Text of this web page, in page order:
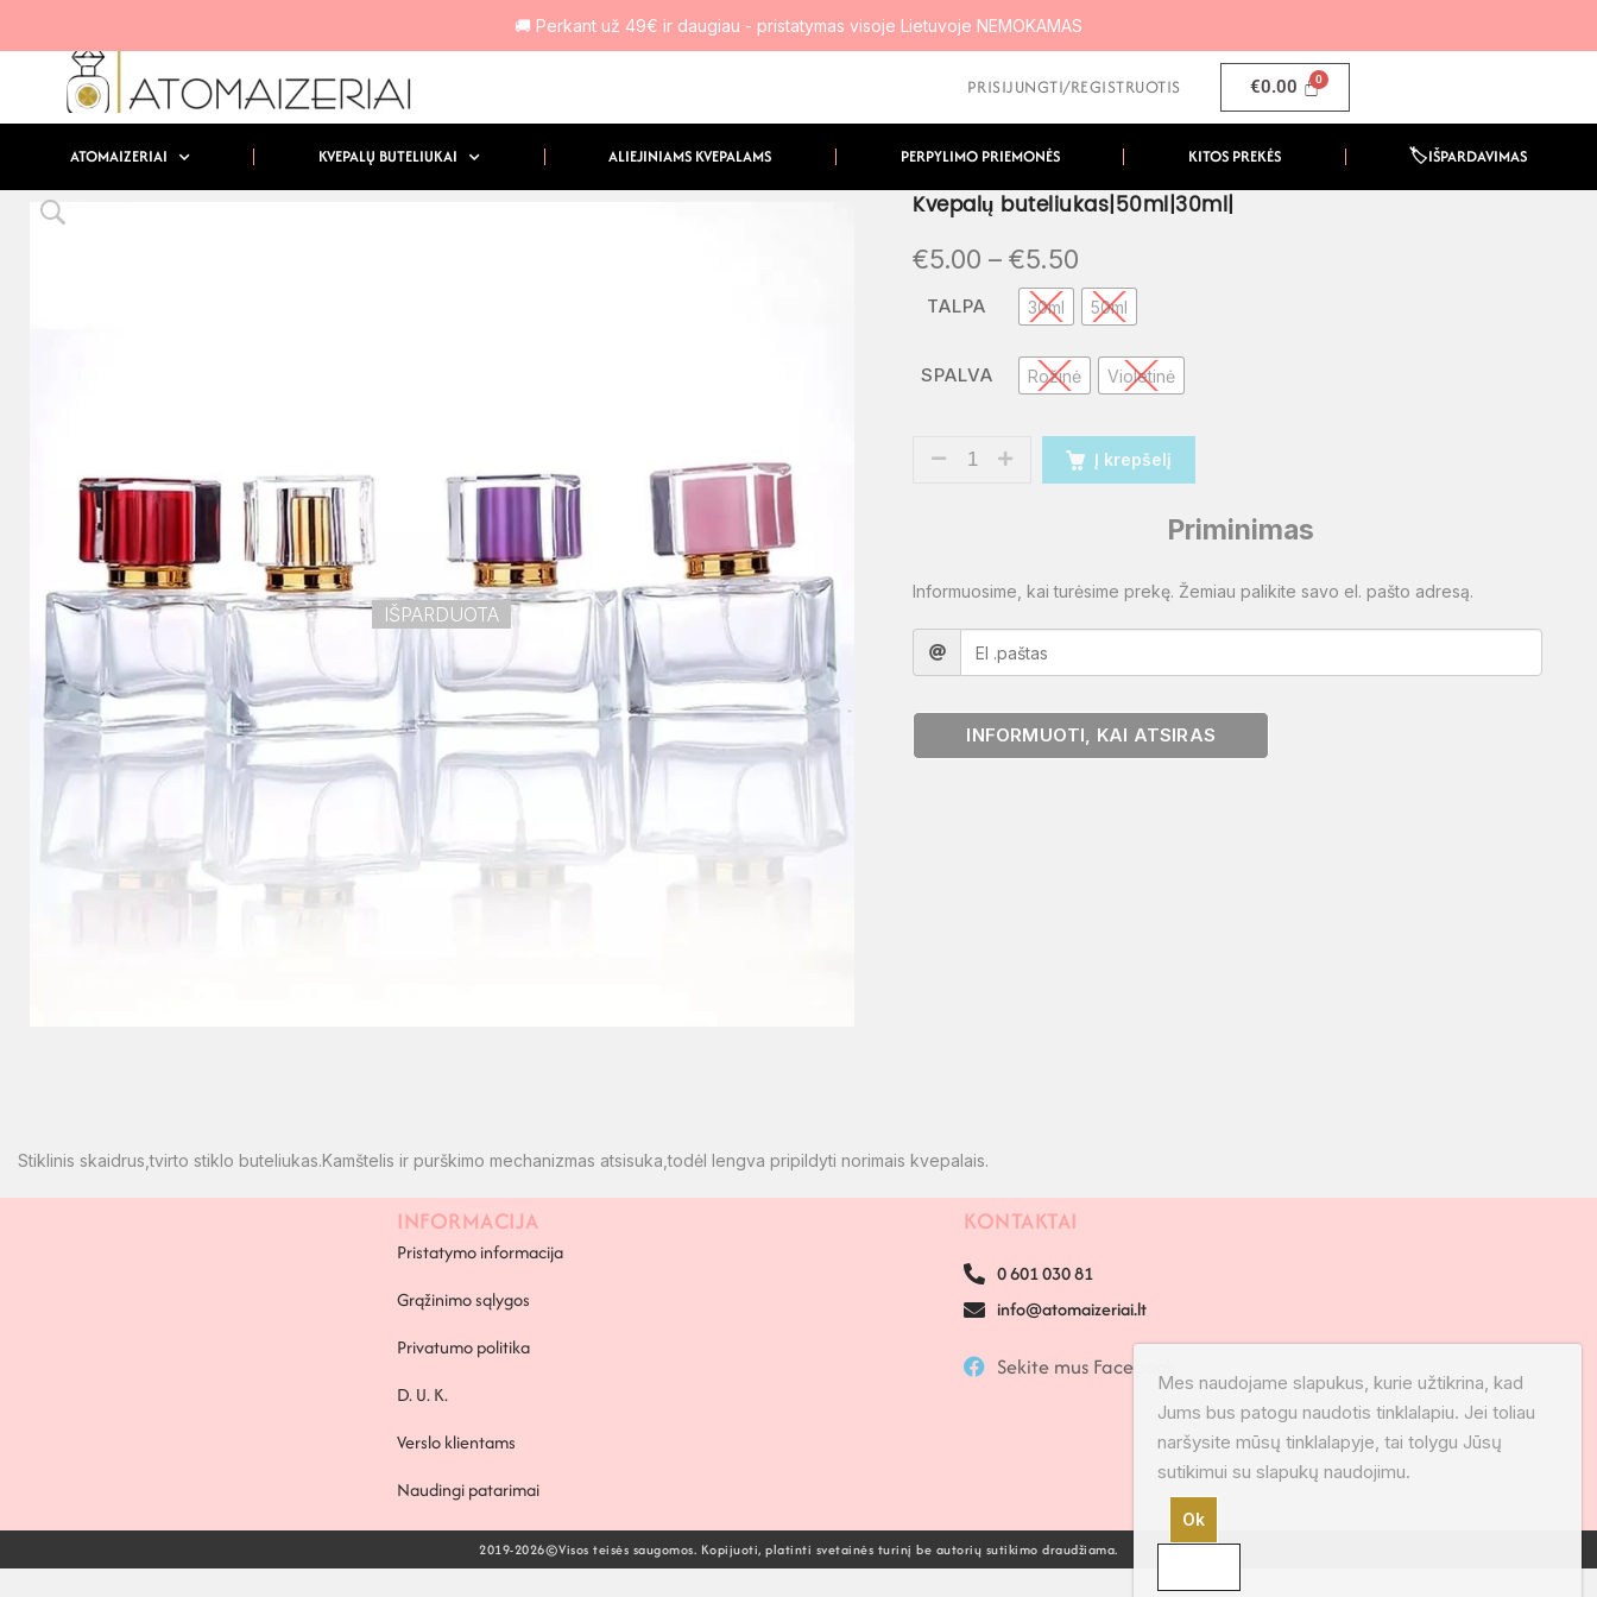
🚚 Perkant už 49€ ir daugiau - pristatymas visoje Lietuvoje NEMOKAMAS
PRISIJUNGTI/REGISTRUOTIS €0.00
ATOMAIZERIAI KVEPALŲ BUTELIUKAI ALIEJINIAMS KVEPALAMS PERPYLIMO PRIEMONĖS KITOS PREKĖS 🏷️IŠPARDAVIMAS
IŠPARDUOTA
Kvepalų buteliukas|50ml|30ml|
€5.00 – €5.50
TALPA 30ml 50ml
SPALVA Rožinė Violetinė
Į krepšelį
Priminimas
Informuosime, kai turėsime prekę. Žemiau palikite savo el. pašto adresą.
INFORMUOTI, KAI ATSIRAS
Stiklinis skaidrus,tvirto stiklo buteliukas.Kamštelis ir purškimo mechanizmas atsisuka,todėl lengva pripildyti norimais kvepalais.
INFORMACIJA
Pristatymo informacija
Grąžinimo sąlygos
Privatumo politika
D. U. K.
Verslo klientams
Naudingi patarimai
KONTAKTAI
0 601 030 81
info@atomaizeriai.lt
Sekite mus Facebook
2019-2026©Visos teisės saugomos. Kopijuoti, platinti svetainės turinį be autorių sutikimo draudžiama.
Mes naudojame slapukus, kurie užtikrina, kad
Jums bus patogu naudotis tinklalapiu. Jei toliau
naršysite mūsų tinklalapyje, tai tolygu Jūsų
sutikimui su slapukų naudojimu.
Ok